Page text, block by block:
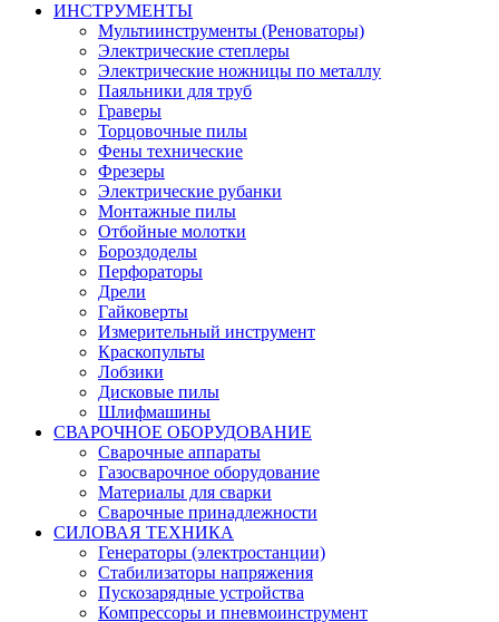
ИНСТРУМЕНТЫ
Мультиинструменты (Реноваторы)
Электрические степлеры
Электрические ножницы по металлу
Паяльники для труб
Граверы
Торцовочные пилы
Фены технические
Фрезеры
Электрические рубанки
Монтажные пилы
Отбойные молотки
Бороздоделы
Перфораторы
Дрели
Гайковерты
Измерительный инструмент
Краскопульты
Лобзики
Дисковые пилы
Шлифмашины
СВАРОЧНОЕ ОБОРУДОВАНИЕ
Сварочные аппараты
Газосварочное оборудование
Материалы для сварки
Сварочные принадлежности
СИЛОВАЯ ТЕХНИКА
Генераторы (электростанции)
Стабилизаторы напряжения
Пускозарядные устройства
Компрессоры и пневмоинструмент